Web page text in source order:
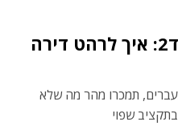
מדריך הטרמפיסט ליד2: איך לרהט דירה
תמכרו מהר מה שלא
שפוי